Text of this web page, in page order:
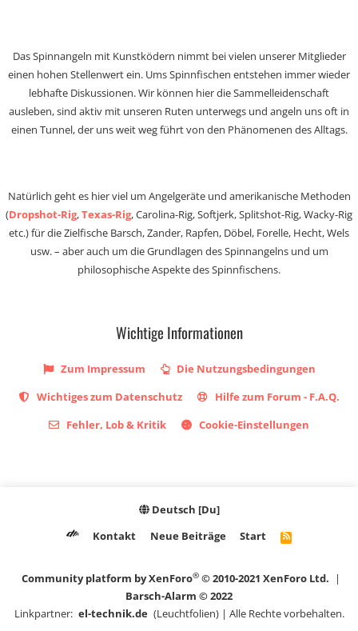
Das Spinnangeln mit Kunstködern nimmt bei vielen unserer Mitglieder
einen hohen Stellenwert ein. Ums Spinnfischen entstehen immer wieder
lebhafte Diskussionen. Wir können hier die Sammelleidenschaft
ausleben, sind aktiv mit unseren Ruten unterwegs und angeln uns oft in
einen Tunnel, der uns weit weg führt von den Phänomenen des Alltags.
Natürlich geht es hier viel um Angelgeräte und amerikanische Methoden
(Dropshot-Rig,Texas-Rig, Carolina-Rig, Softjerk, Splitshot-Rig, Wacky-Rig
etc.) für die Zielfische Barsch, Zander, Rapfen, Döbel, Forelle, Hecht, Wels
usw. – aber auch um die Grundlagen des Spinnangelns und um
philosophische Aspekte des Spinnfischens.
Wichtige Informationen
Zum Impressum
Die Nutzungsbedingungen
Wichtiges zum Datenschutz
Hilfe zum Forum - F.A.Q.
Fehler, Lob & Kritik
Cookie-Einstellungen
Deutsch [Du]
Kontakt
Neue Beiträge Start
R
Community platform by XenForo® © 2010-2021 XenForo Ltd.
|
Barsch-Alarm © 2022
Linkpartner: el-technik.de (Leuchtfolien) | Alle Rechte vorbehalten.